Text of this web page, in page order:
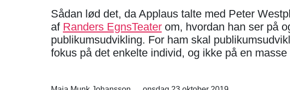
Sådan lød det, da Applaus talte med Peter
af Randers EgnsTeater om, hvordan han ser på
publikumsudvikling. For ham skal
fokus på det enkelte individ, og ikke på en